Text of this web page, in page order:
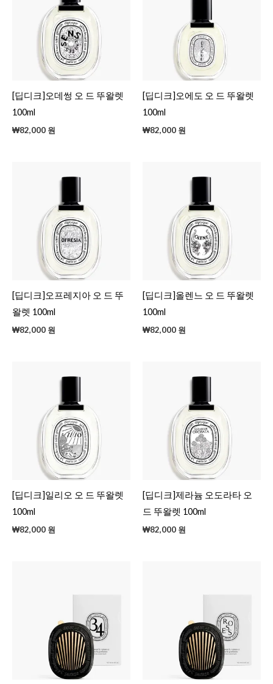
[딥디크]오데썽 오 드 뚜왈렛
100ml
₩82,000 원
[딥디크]오에도 오 드 뚜왈렛
100ml
₩82,000 원
[딥디크]오프레지아 오 드 뚜
왈렛 100ml
₩82,000 원
[딥디크]올렌느 오 드 뚜왈렛
100ml
₩82,000 원
[딥디크]일리오 오 드 뚜왈렛
100ml
₩82,000 원
[딥디크]제라늄 오도라타 오
드 뚜왈렛 100ml
₩82,000 원